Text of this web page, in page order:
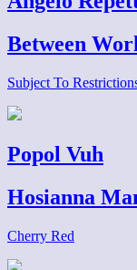
Between
Subject To
Popol Vuh
Hosianna
Cherry Red